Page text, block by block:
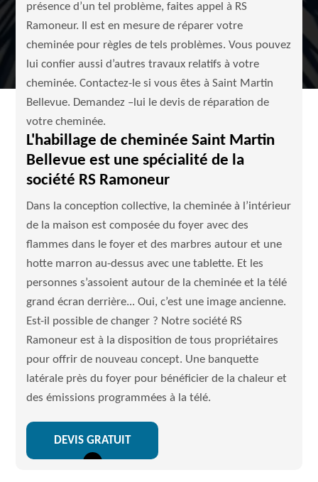
présence d’un tel problème, faites appel à RS
Ramoneur. Il est en mesure de réparer votre
cheminée pour règles de tels problèmes. Vous pouvez
lui confier aussi d’autres travaux relatifs à votre
cheminée. Contactez-le si vous êtes à Saint Martin
Bellevue. Demandez –lui le devis de réparation de
votre cheminée.
L'habillage de cheminée Saint Martin
Bellevue est une spécialité de la
société RS Ramoneur
Dans la conception collective, la cheminée à l’intérieur
de la maison est composée du foyer avec des
flammes dans le foyer et des marbres autour et une
hotte marron au-dessus avec une tablette. Et les
personnes s’assoient autour de la cheminée et la télé
grand écran derrière... Oui, c’est une image ancienne.
Est-il possible de changer ? Notre société RS
Ramoneur est à la disposition de tous propriétaires
pour offrir de nouveau concept. Une banquette
latérale près du foyer pour bénéficier de la chaleur et
des émissions programmées à la télé.
DEVIS GRATUIT